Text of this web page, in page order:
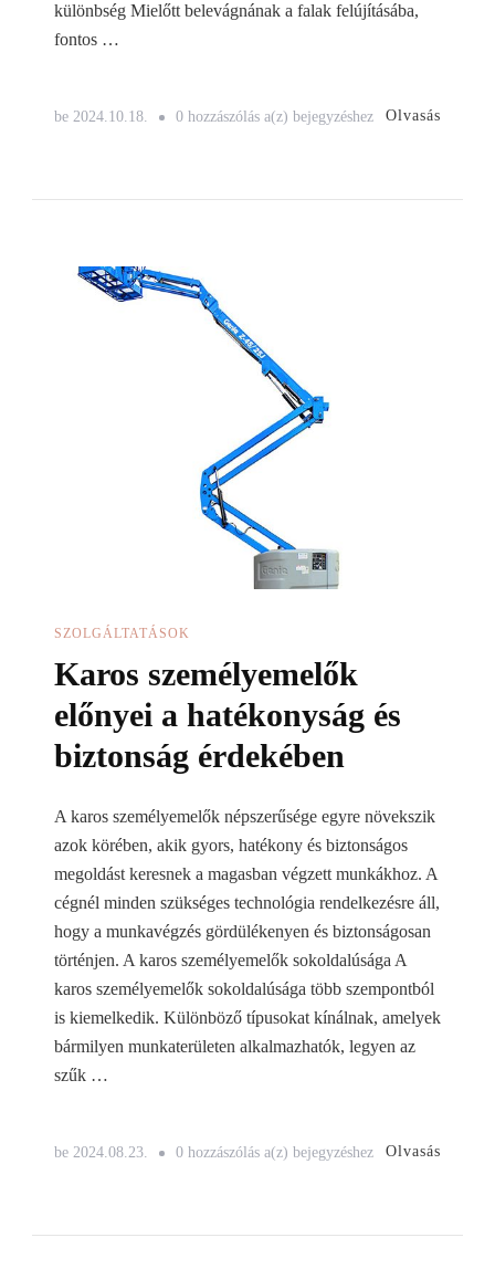
különbség Mielőtt belevágnának a falak felújításába,
fontos …
be 2024.10.18. 0 hozzászólás a(z) Tisztasági
bejegyzéshez Olvasás
SZOLGÁLTATÁSOK
Karos személyemelők
előnyei a hatékonyság és
biztonság érdekében
A karos személyemelők népszerűsége egyre növekszik
azok körében, akik gyors, hatékony és biztonságos
megoldást keresnek a magasban végzett munkákhoz. A
cégnél minden szükséges technológia rendelkezésre áll,
hogy a munkavégzés gördülékenyen és biztonságosan
történjen. A karos személyemelők sokoldalúsága A
karos személyemelők sokoldalúsága több szempontból
is kiemelkedik. Különböző típusokat kínálnak, amelyek
bármilyen munkaterületen alkalmazhatók, legyen az
szűk …
be 2024.08.23. 0 hozzászólás a(z) Karos
bejegyzéshez Olvasás